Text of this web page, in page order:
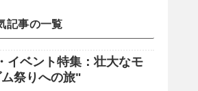
記事の一覧
イベント特集：壮大なモ
祭りへの旅"